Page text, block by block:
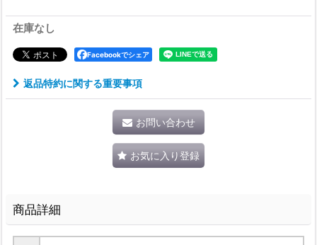
在庫なし
Facebookでシェア
返品特約に関する重要事項
お問い合わせ
お気に入り登録
商品詳細